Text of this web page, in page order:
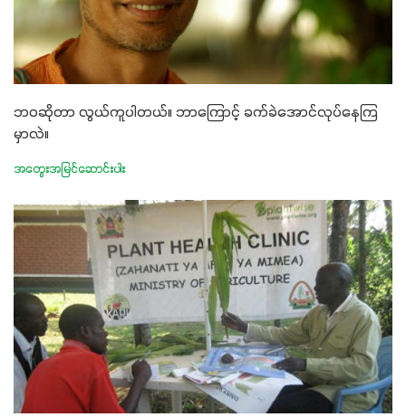
ဘဝဆိုတာ လွယ်ကူပါတယ်။ ဘာကြောင့် ခက်ခဲအောင်လုပ်နေကြ
မှာလဲ။
အတွေးအမြင်ဆောင်းပါး